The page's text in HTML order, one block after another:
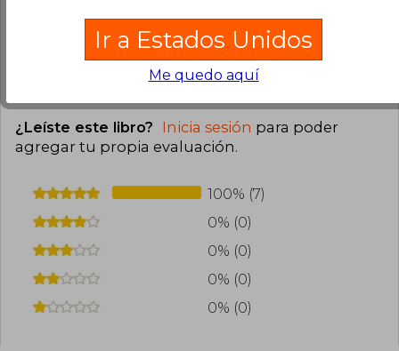
Esta opinión es útil 0 No es útil
¿Leíste este libro? Inicia sesión para poder
agregar tu propia evaluación.
100% (7)
0% (0)
0% (0)
0% (0)
0% (0)
Ir a Estados Unidos
Me quedo aquí